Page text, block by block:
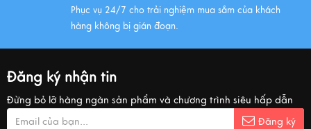
Phục vụ 24/7 cho trải nghiệm mua sắm của khách
hàng không bị gián đoạn.
Đăng ký nhận tin
Đừng bỏ lỡ hàng ngàn sản phẩm và chương trình siêu hấp dẫn
Đăng ký